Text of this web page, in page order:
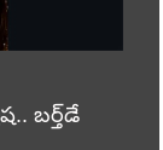
బర్త్‌డే